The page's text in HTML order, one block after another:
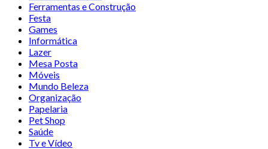
Ferramentas e Construção
Festa
Games
Informática
Lazer
Mesa Posta
Móveis
Mundo Beleza
Organização
Papelaria
Pet Shop
Saúde
Tv e Vídeo